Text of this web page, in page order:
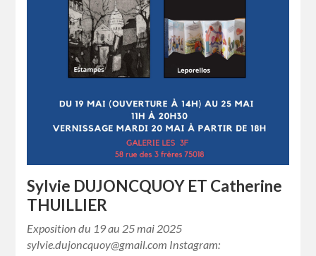
Sylvie DUJONCQUOY ET Catherine
THUILLIER
Exposition du 19 au 25 mai 2025
sylvie.dujoncquoy@gmail.com Instagram: